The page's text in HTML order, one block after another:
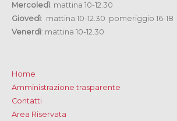
Mercoledì: mattina 10-12.30
Giovedì: mattina 10-12.30 pomeriggio 16-18
Venerdì: mattina 10-12.30
Home
Amministrazione trasparente
Contatti
Area Riservata